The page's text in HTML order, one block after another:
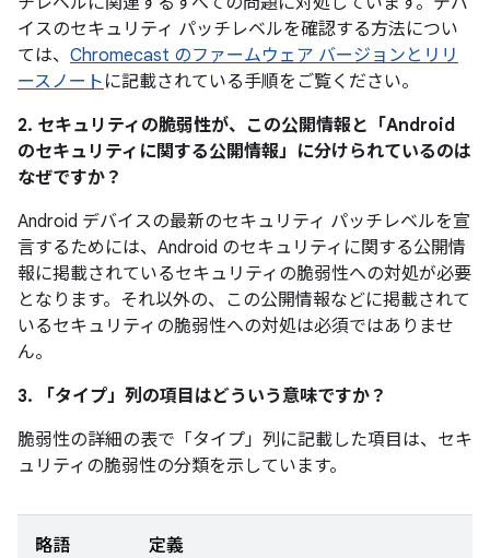
イスのセキュリティ パッチレベルを確認する方法につい
ては、 Chromecast のファームウェア バージョンとリリ
ースノート に記載されている手順をご覧ください。
2. セキュリティの脆弱性が、この公開情報と「Android
のセキュリティに関する公開情報」に分けられているのは
なぜですか？
Android デバイスの最新のセキュリティ パッチレベルを宣
言するためには、Android のセキュリティに関する公開情
報に掲載されているセキュリティの脆弱性への対処が必要
となります。それ以外の、この公開情報などに掲載されて
いるセキュリティの脆弱性への対処は必須ではありませ
ん。
3. 「タイプ」 列の項目はどういう意味ですか？
脆弱性の詳細の表で「タイプ」 列に記載した項目は、セキ
ュリティの脆弱性の分類を示しています。
略語 定義